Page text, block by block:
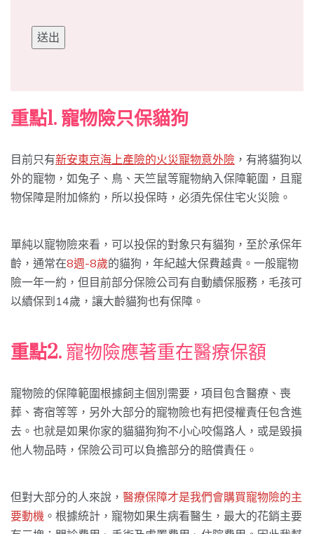
重點1. 寵物險只保貓狗
目前只有新安東京海上產險的火災寵物意外險 ，有將貓狗以
外的寵物，如兔子、鳥、天竺鼠等寵物納入保障範圍，且寵
物保障是附加條約，所以投保時，必須先保住宅火災險。
單純以寵物險來看，可以投保的對象只有貓狗，至於承保年
齡，通常在8週-8歲的貓狗，年紀越大保費越貴。一般寵物
險一年一約，但目前部分保險公司有自動續保服務，毛孩可
以續保到14歲，讓大齡貓狗也有保障。
重點2. 寵物險應著重在醫療保額
寵物險的保障範圍根據飼主個別需要，項目包含醫療、喪
葬、寄宿等等，另外大部分的寵物險也有把侵權責任包含進
去。也就是如果你家的貓貓狗狗不小心咬傷路人，或是毀損
他人物品時，保險公司可以負擔部分的賠償責任。
但對大部分的人來說， 醫療保障才是我們會購買寵物險的主
要動機 。根據統計，寵物如果生病看醫生，最大的花銷主要